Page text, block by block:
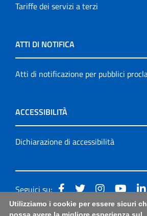
Tariffe dei servizi a terzi
ATTI DI NOTIFICA
Atti di notificazione per pubblici
ACCESSIBILITÀ
Dichiarazione di accessibilità
Seguici su:
Accessibilità: form di segnalazione
Utilizziamo i cookie per essere sicuri